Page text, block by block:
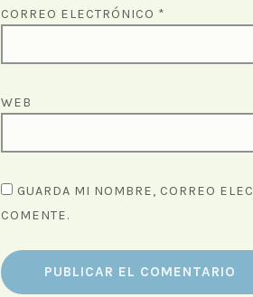
CORREO ELECTRÓNICO *
WEB
GUARDA MI NOMBRE, CORREO
COMENTE.